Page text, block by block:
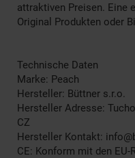
attraktiven Preisen. Eine
Original Produkten oder
Technische Daten
Marke: Peach
Hersteller: Büttner s.r.o.
Hersteller Adresse:
CZ
Hersteller Kontakt:
CE: Konform mit den EU-